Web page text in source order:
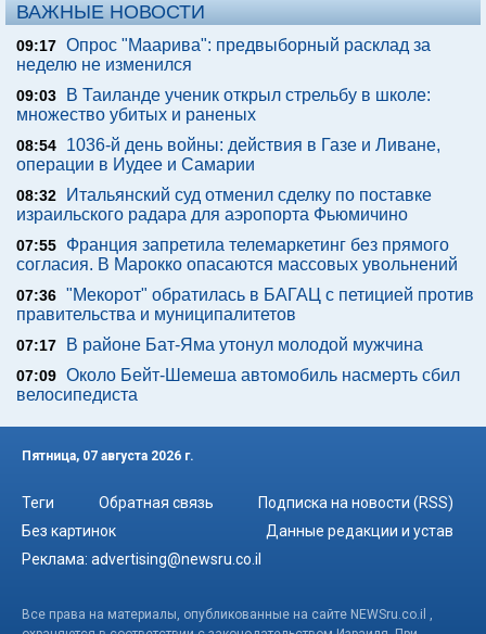
ВАЖНЫЕ НОВОСТИ
09:17 Опрос "Mаарива": предвыборный расклад за
неделю не изменился
09:03
В Таиланде ученик открыл стрельбу в школе:
множество убитых и раненых
08:54
1036-й день войны: действия в Газе и Ливане,
операции в Иудее и Самарии
08:32
Итальянский суд отменил сделку по поставке
израильского радара для аэропорта Фьюмичино
07:55
Франция запретила телемаркетинг без прямого
согласия. В Марокко опасаются массовых увольнений
07:36 "Мекорот" обратилась в БАГАЦ с петицией против
правительства и муниципалитетов
07:17 В районе Бат-Яма утонул молодой мужчина
07:09 Около Бейт-Шемеша автомобиль насмерть сбил
велосипедиста
Пятница, 07 августа 2026 г.
Теги Обратная связь
Подписка на новости (RSS)
Без картинок
Данные редакции и устав
Реклама: advertising@newsru.co.il
Все права на материалы, опубликованные на сайте NEWSru.co.il ,